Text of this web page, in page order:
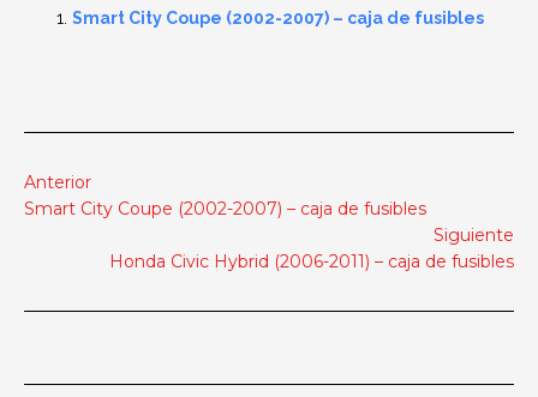
Smart City Coupe (2002-2007) – caja de fusibles
Anterior
Smart City Coupe (2002-2007) – caja de fusibles
Siguiente
Honda Civic Hybrid (2006-2011) – caja de fusibles